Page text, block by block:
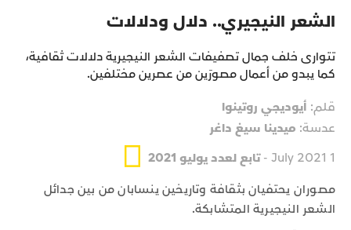
الشعر النيجيري.. دلال ودلالات
تتوارى خلف جمال تصفيفات الشعر النيجيرية دلالات ثقافية،
كما يبدو من أعمال مصورَين من عصرين مختلفين.
قلم: أيوديجي روتينوا
عدسة: ميدينا سيغ داغر
1 July 2021 -
تابع لعدد يوليو 2021
مصوران يحتفيان بثقافة وتاريخين ينسابان من بين جدائل
الشعر النيجيرية المتشابكة.